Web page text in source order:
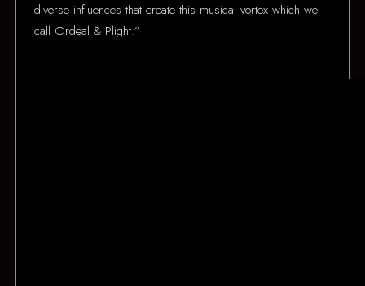
diverse influences that create this musical vortex which we
call Ordeal & Plight.”